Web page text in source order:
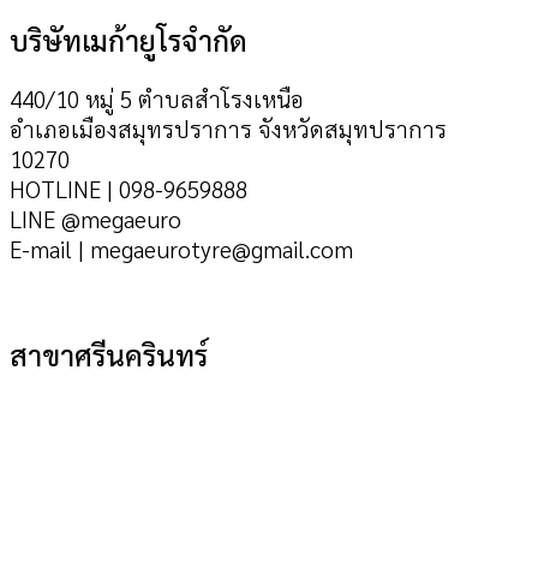
บริษัทเมก้ายูโรจำกัด
440/10 หมู่ 5 ตำบลสำโรงเหนือ
อำเภอเมืองสมุทรปราการ จังหวัดสมุทปราการ
10270
HOTLINE | 098-9659888
LINE @megaeuro
E-mail | megaeurotyre@gmail.com
สาขาศรีนครินทร์